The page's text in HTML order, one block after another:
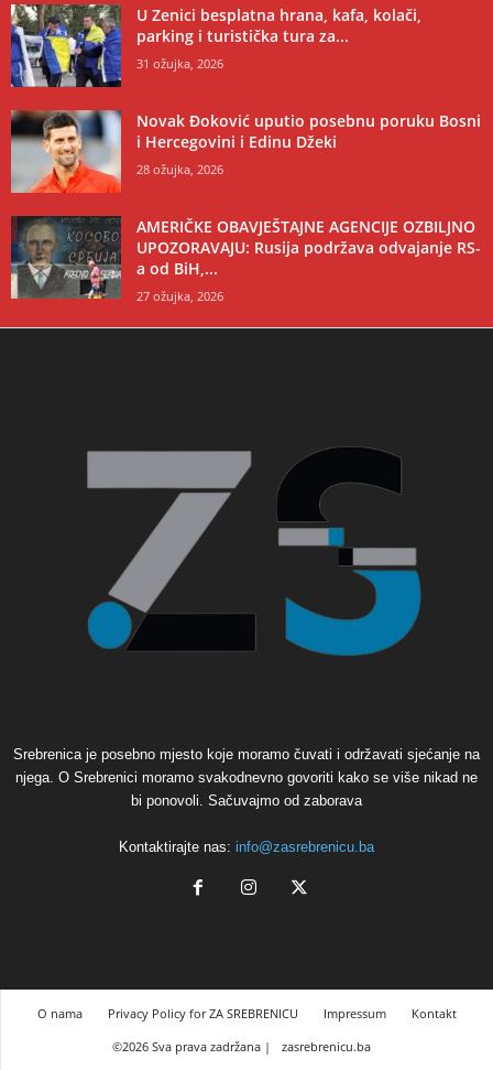
U Zenici besplatna hrana, kafa, kolači,
parking i turistička tura za...
31 ožujka, 2026
Novak Đoković uputio posebnu poruku Bosni
i Hercegovini i Edinu Džeki
28 ožujka, 2026
AMERIČKE OBAVJEŠTAJNE AGENCIJE OZBILJNO
UPOZORAVAJU: Rusija podržava odvajanje RS-
a od BiH,...
27 ožujka, 2026
Srebrenica je posebno mjesto koje moramo čuvati i održavati sjećanje na
njega. O Srebrenici moramo svakodnevno govoriti kako se više nikad ne
bi ponovoli. Sačuvajmo od zaborava
Kontaktirajte nas: info@zasrebrenicu.ba
O nama Privacy Policy for ZA SREBRENICU Impressum
Kontakt
©2026 Sva prava zadržana |
zasrebrenicu.ba